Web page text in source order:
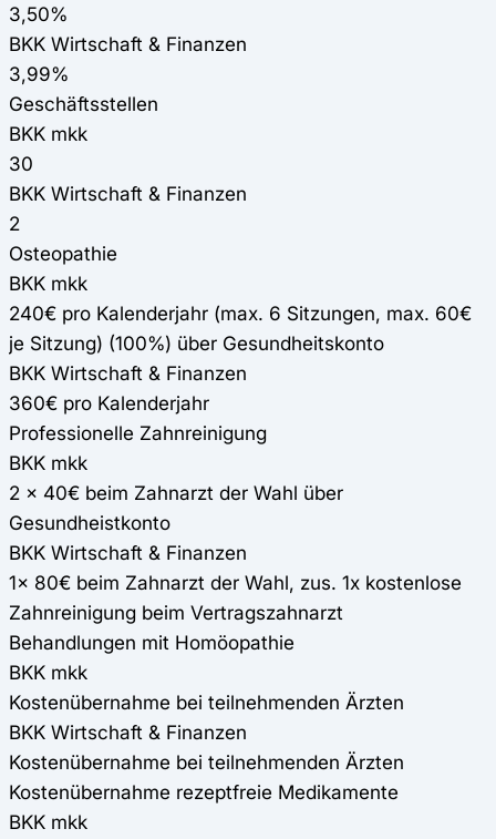
3,50%
BKK Wirtschaft & Finanzen
3,99%
Geschäftsstellen
BKK mkk
30
BKK Wirtschaft & Finanzen
2
Osteopathie
BKK mkk
240€ pro Kalenderjahr (max. 6 Sitzungen, max. 60€
je Sitzung) (100%) über Gesundheitskonto
BKK Wirtschaft & Finanzen
360€ pro Kalenderjahr
Professionelle Zahnreinigung
BKK mkk
2 x 40€ beim Zahnarzt der Wahl über
Gesundheistkonto
BKK Wirtschaft & Finanzen
1x 80€ beim Zahnarzt der Wahl, zus. 1x kostenlose
Zahnreinigung beim Vertragszahnarzt
Behandlungen mit Homöopathie
BKK mkk
Kostenübernahme bei teilnehmenden Ärzten
BKK Wirtschaft & Finanzen
Kostenübernahme bei teilnehmenden Ärzten
Kostenübernahme rezeptfreie Medikamente
BKK mkk